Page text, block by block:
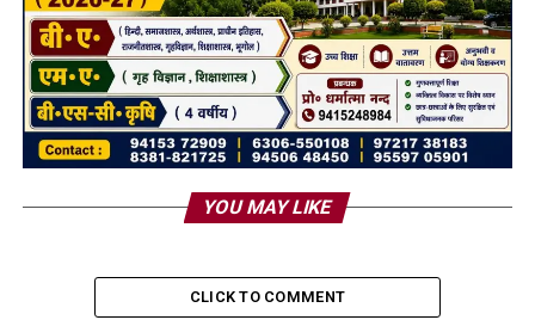
YOU MAY LIKE
CLICK TO COMMENT